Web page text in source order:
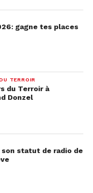
fin un peu
grand écart
précédentes
dialogues.
série
?
gagne tes places
TERROIR
du Terroir à
Donzel
son statut de radio de